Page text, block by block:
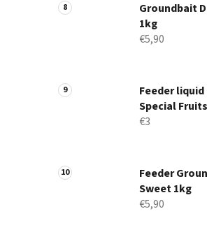
Groundbait
1kg
€5,90
Feeder
Special
€3
Feeder
Sweet 1kg
€5,90